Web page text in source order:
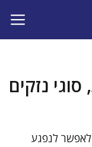
סוגי נזקים
לנפגע